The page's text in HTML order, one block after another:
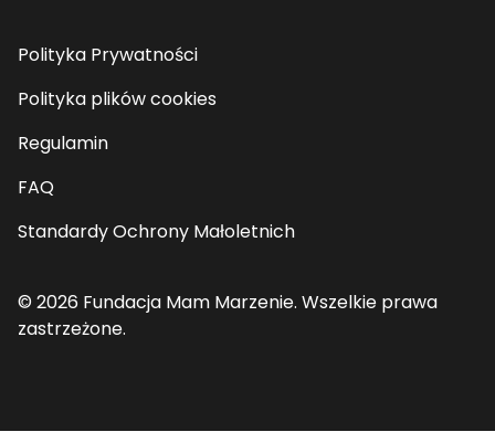
Polityka Prywatności
Polityka plików cookies
Regulamin
FAQ
Standardy Ochrony Małoletnich
© 2026 Fundacja Mam Marzenie. Wszelkie prawa
zastrzeżone.